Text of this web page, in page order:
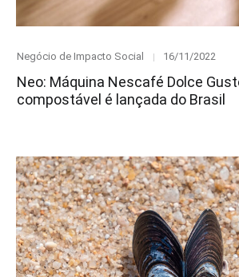
Category
Negócio de Impacto Social
Posted
16/11/2022
Neo: Máquina Nescafé Dolce
compostável é lançada do Brasil